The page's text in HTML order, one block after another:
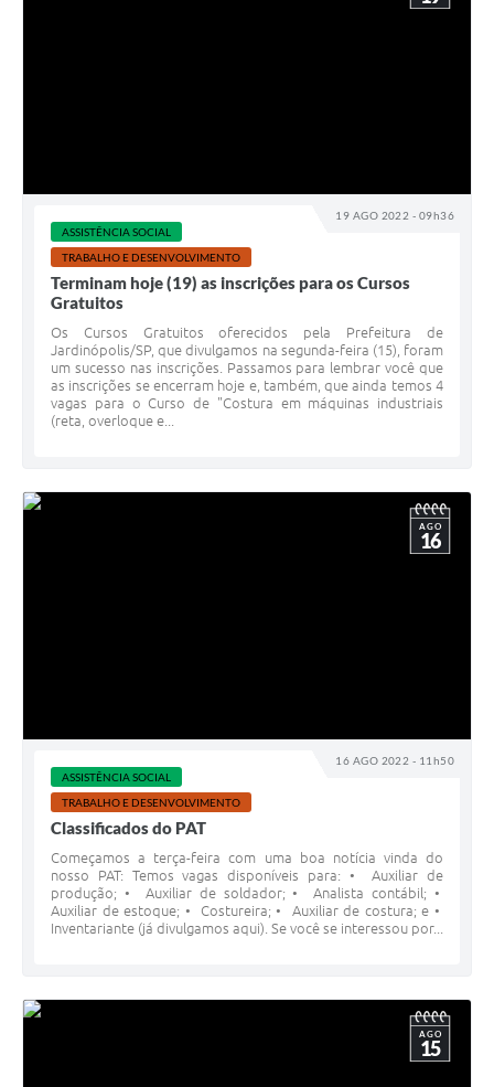
19 AGO 2022 - 09h36
ASSISTÊNCIA SOCIAL
TRABALHO E DESENVOLVIMENTO
Terminam hoje (19) as inscrições para os Cursos
Gratuitos
Os Cursos Gratuitos oferecidos pela Prefeitura de
Jardinópolis/SP, que divulgamos na segunda-feira (15), foram
um sucesso nas inscrições. Passamos para lembrar você que
as inscrições se encerram hoje e, também, que ainda temos 4
vagas para o Curso de "Costura em máquinas industriais
(reta, overloque e...
16 AGO 2022 - 11h50
AGO
16
ASSISTÊNCIA SOCIAL
TRABALHO E DESENVOLVIMENTO
Classificados do PAT
Começamos a terça-feira com uma boa notícia vinda do
nosso PAT: Temos vagas disponíveis para: • Auxiliar de
produção; • Auxiliar de soldador; • Analista contábil; •
Auxiliar de estoque; • Costureira; • Auxiliar de costura; e •
Inventariante (já divulgamos aqui). Se você se interessou por...
AGO
15